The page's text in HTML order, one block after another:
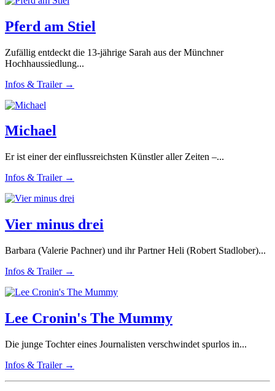
Pferd am Stiel
Zufällig entdeckt die 13-jährige Sarah aus der Münchner
Hochhaussiedlung...
Infos & Trailer →
Michael
Er ist einer der einflussreichsten Künstler aller Zeiten –...
Infos & Trailer →
Vier minus drei
Barbara (Valerie Pachner) und ihr Partner Heli (Robert Stadlober)...
Infos & Trailer →
Lee Cronin's The Mummy
Die junge Tochter eines Journalisten verschwindet spurlos in...
Infos & Trailer →